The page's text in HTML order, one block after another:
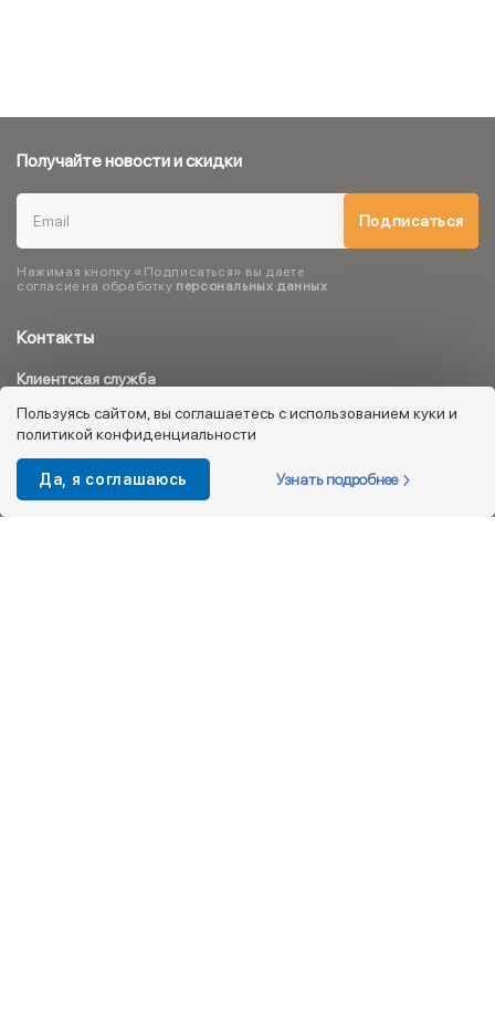
Контакты
Клиентская служба
8 800 333 08 45
info@kotofey.ru
Магазины в Москва (50)
Получайте новости и скидки
Подписаться
Нажимая кнопку «Подписаться» вы даете
согласие на обработку персональных данных
Пользуясь сайтом, вы соглашаетесь с использованием куки и
политикой конфиденциальности
Да, я соглашаюсь Узнать подробнее